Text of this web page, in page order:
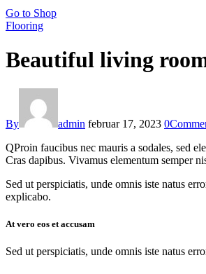
Go to Shop
Flooring
Beautiful living
By admin februar 17, 2023 0
QProin faucibus nec mauris a sodales, sed
Cras dapibus. Vivamus elementum semper
Sed ut perspiciatis, unde omnis iste natus
explicabo.
At vero eos et accusam
Sed ut perspiciatis, unde omnis iste natus